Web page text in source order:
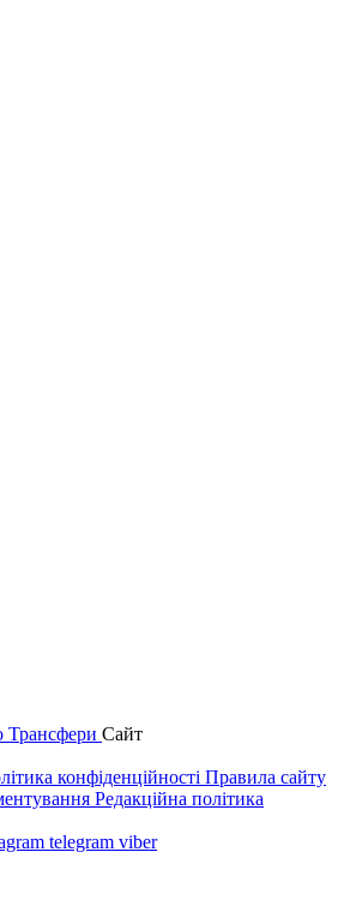
Трансфери Сайт
конфіденційності Правила сайту
Редакційна політика
telegram viber